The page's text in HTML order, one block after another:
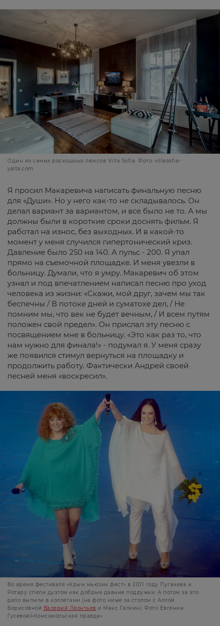
Один из самых роскошных люксов Villa Sofia. Фото: villasofia-
yalta.com
Я просил Макаревича написать финальную песню
для «Души». Но у него как-то не складывалось. Он
делал вариант за вариантом, и все было не то. А мы
должны были в короткие сроки доснять фильм. Я
работал на износ, без выходных. И в какой-то
момент у меня случился гипертонический криз.
Давление было 250 на 140. А пульс - 200. Я упал
прямо на съемочной площадке. И меня увезли в
больницу. Думали, что я умру. Макаревич об этом
узнал и под впечатлением написал песню про уход
человека из жизни: «Скажи, мой друг, зачем мы так
беспечны / В потоке дней и суматохе дел, / Не
помним мы, что век не будет вечным, / И всем путям
положен свой предел». Он прислал эту песню с
посвящением мне в больницу. «Это как раз то, что
нам нужно для финала!» - подумал я. У меня сразу
же появился стимул вернуться на площадку и
продолжить работу. Фактически Андрей своей
песней меня «воскресил».
Во время фестиваля «Крым мьюзик фест» в 2011 году Пугачева и
Ротару спели дуэтом как добрые давние подружки. А потом за это
дело выпили в коллегами (на фото ниже за столом с Аллой
Борисовной Валерий Леонтьев и Макс Галкин). Фото Евгении
Гусевой/«Комсомольская правда»